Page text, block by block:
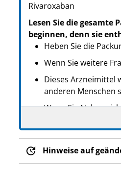
PPN: 111871251102
NTIN: 04150187125112
PZN: 18712528
PPN: 111871252889
NTIN: 04150187125280
PZN: 18712764
PPN: 111871276406
NTIN: 04150187127642
Rivaroxaban
Lesen Sie die gesamte
beginnen, denn sie
Heben Sie die
Wenn Sie weitere
Dieses Arzneimittel
anderen Menschen
Wenn Sie
Nebenwirkungen,
Abschnitt 4.
Hinweise auf